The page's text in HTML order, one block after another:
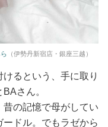
（伊勢丹新宿店・銀座三越）
けるという、手に取り
さん。
昔の記憶で母がしてい
ドル。でもラゼから